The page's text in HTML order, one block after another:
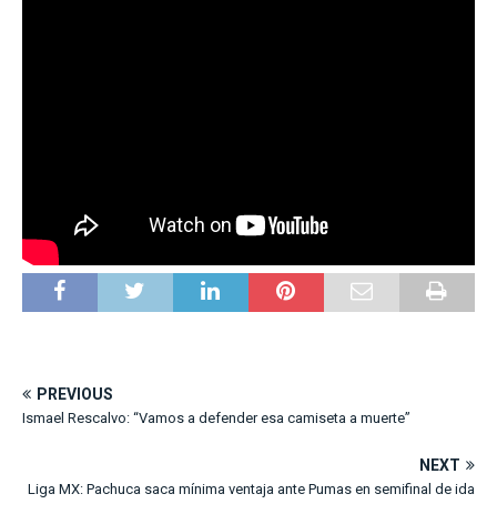
PREVIOUS
Ismael Rescalvo: “Vamos a defender esa camiseta a muerte”
NEXT
Liga MX: Pachuca saca mínima ventaja ante Pumas en semifinal de ida